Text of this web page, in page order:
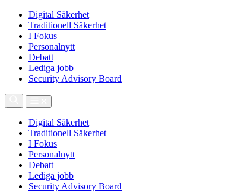
Digital Säkerhet
Traditionell Säkerhet
I Fokus
Personalnytt
Debatt
Lediga jobb
Security Advisory Board
Digital Säkerhet
Traditionell Säkerhet
I Fokus
Personalnytt
Debatt
Lediga jobb
Security Advisory Board